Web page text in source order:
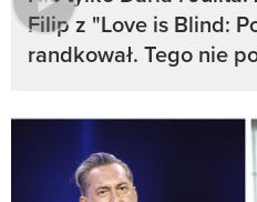
Filip z "Love is Blind:
randkował. Tego nie